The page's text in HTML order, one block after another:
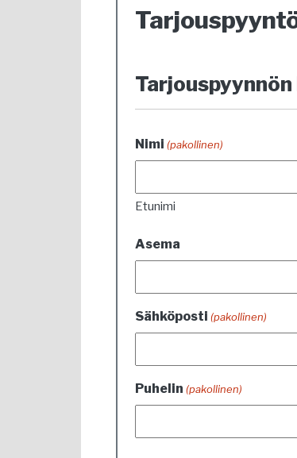
Nimi (pakollinen)
Etunimi
Asema
Sähköposti (pakollinen)
Puhelin (pakollinen)